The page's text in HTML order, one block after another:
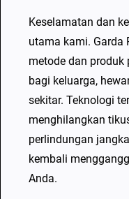
Keselamatan dan
utama kami. Garda
metode dan
bagi keluarga,
sekitar. Teknologi
menghilangkan
perlindungan
kembali
Anda.